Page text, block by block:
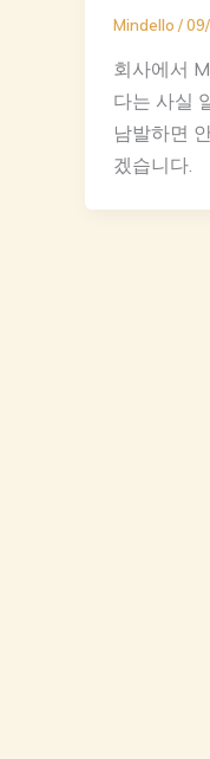
Mindello /
회사에서
다는 사실
남발하면
겠습니다.